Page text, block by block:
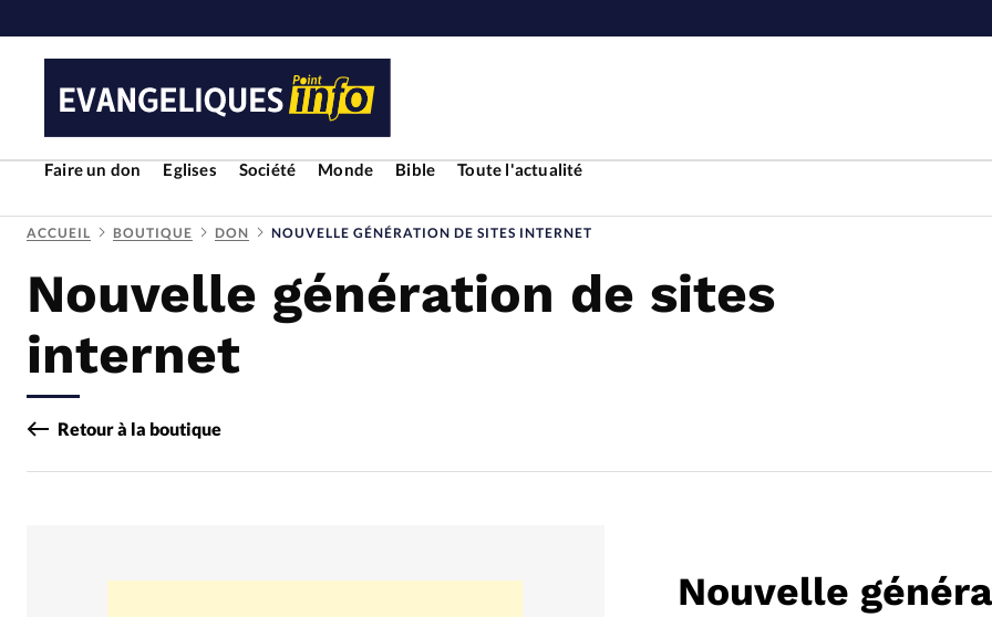
Faire un don Eglises Société Monde Bible
Toute l'actualité
RUBRIQUES
Toute l'actualité
Economie
Liberté religieuse
Mission
Monde
La
ACCUEIL BOUTIQUE DON NOUVELLE GÉNÉRATION DE SITES INTERNET
Nouvelle génération de sites
internet
Retour à la boutique
Nouvelle